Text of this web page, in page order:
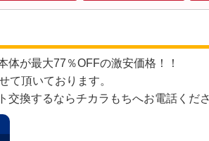
体が最大77％OFFの激安価格！！
て頂いております。
交換するならチカラもちへお電話くださ